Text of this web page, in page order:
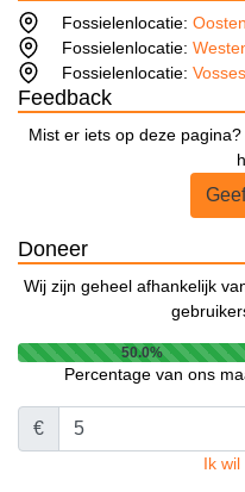
Fossielenlocatie:
Fossielenlocatie:
Fossielenlocatie:
Feedback
Mist er iets op deze
Doneer
Wij zijn geheel afhankelijk
50.0%
Percentage van ons
€
Ik